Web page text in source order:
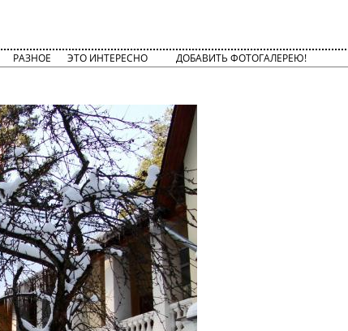
РАЗНОЕ ЭТО ИНТЕРЕСНО ДОБАВИТЬ ФОТОГАЛЕРЕЮ!